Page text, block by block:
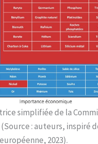
simplifiée de la
: auteurs, inspiré
2023).